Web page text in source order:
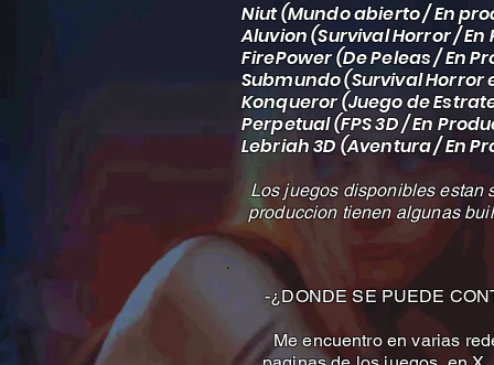
Niut (Mundo abierto / En
Aluvion (Survival Horror /
FirePower (De Peleas / En
Submundo (Survival Horror
Konqueror (Juego de
Perpetual (FPS 3D / En
Lebriah 3D (Aventura / En
Los juegos disponibles estan
produccion tienen algunas
-¿DONDE SE PUEDE
Me encuentro en varias